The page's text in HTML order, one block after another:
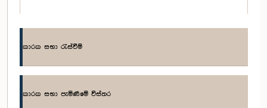
කාරක සභා රැස්වීම්
කාරක සභා පැමිණීමේ විස්තර